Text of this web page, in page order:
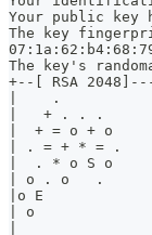
Your public key
The key
The key's
+--[ RSA
|    .
|   + . . .
|  + = o + o
| . = + * = .
|  . * o S o
| o . o   .
|o E
| o